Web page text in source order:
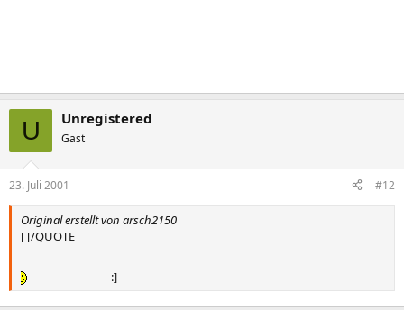
U Unregistered
Gast
23. Juli 2001 #12
Original erstellt von arsch2150
[ [/QUOTE
:]